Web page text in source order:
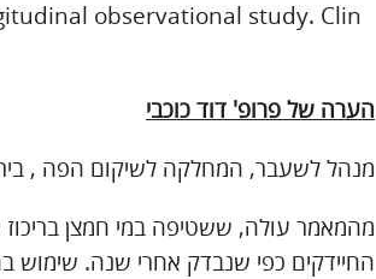
observational study. Clin
הערה של פרופ' דוד כוכבי
מנהל לשעבר, המחלקה לשיקום הפה , בית
החיידקים כפי שנבדק אחרי שנה. שימוש